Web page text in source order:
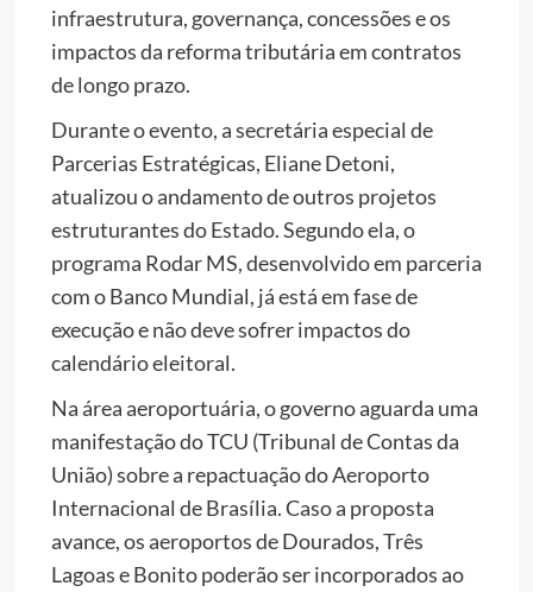
infraestrutura, governança, concessões e os
impactos da reforma tributária em contratos
de longo prazo.
Durante o evento, a secretária especial de
Parcerias Estratégicas, Eliane Detoni,
atualizou o andamento de outros projetos
estruturantes do Estado. Segundo ela, o
programa Rodar MS, desenvolvido em parceria
com o Banco Mundial, já está em fase de
execução e não deve sofrer impactos do
calendário eleitoral.
Na área aeroportuária, o governo aguarda uma
manifestação do TCU (Tribunal de Contas da
União) sobre a repactuação do Aeroporto
Internacional de Brasília. Caso a proposta
avance, os aeroportos de Dourados, Três
Lagoas e Bonito poderão ser incorporados ao